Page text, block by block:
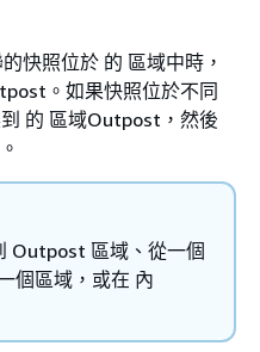
快照位於 的 區域中時，
。如果快照位於不同
的 區域Outpost，然後
Outpost 區域、從一個
個區域，或在 內